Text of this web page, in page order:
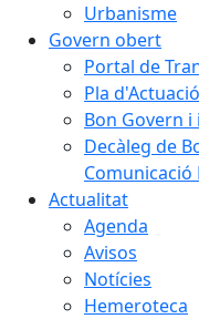
Urbanisme
Govern obert
Portal de
Pla
Bon Govern
Decàleg de
Comunicació
Actualitat
Agenda
Avisos
Notícies
Hemeroteca